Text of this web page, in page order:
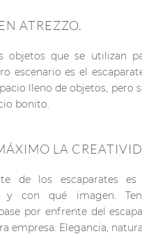
ATREZZO.
objetos que se utilizan
escenario es el
lleno de objetos, pero
bonito.
LA
de los escaparates es
y con qué imagen.
por enfrente del
empresa. Elegancia,